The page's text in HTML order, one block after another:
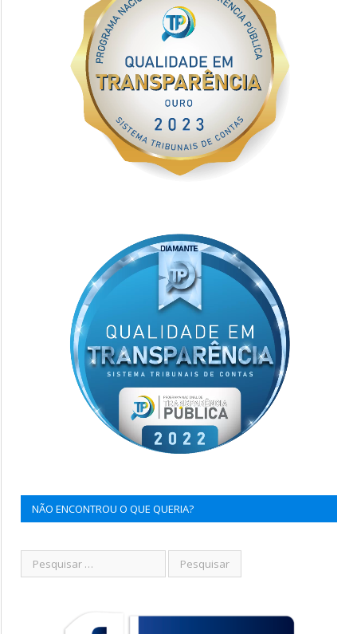
NÃO ENCONTROU O QUE QUERIA?